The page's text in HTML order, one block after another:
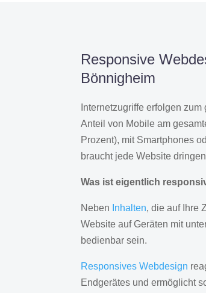
Responsive
Bönnigheim
Internetzugriffe erfolgen
Anteil von Mobile am
Prozent), mit Smartphones
braucht jede Website
Was ist eigentlich
Neben Inhalten, die auf Ihre
Website auf Geräten mit
bedienbar sein.
Responsives Webdesign
Endgerätes und ermöglicht